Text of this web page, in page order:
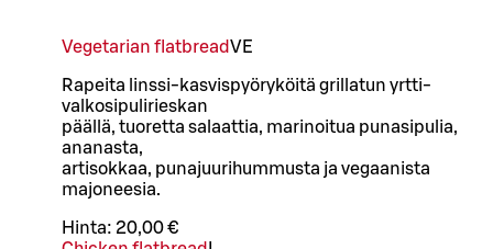
Vegetarian flatbreadVE
Rapeita linssi-kasvispyöryköitä grillatun yrtti-
valkosipulirieskan
päällä, tuoretta salaattia, marinoitua punasipulia,
ananasta,
artisokkaa, punajuurihummusta ja vegaanista
majoneesia.
Hinta: 20,00 €